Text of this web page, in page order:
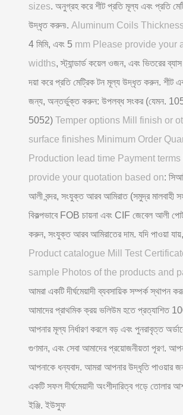
sizes. অনুগ্রহ করে শীট প্রতি মূল্য এবং প্রতি
উদ্ধৃত করুন৷. Aluminum Coils
4 মিমি, এবং 5 mm Please provide your
widths, স্ট্যান্ডার্ড কয়েল ওজন, এবং ভিতরের
দয়া করে প্রতি মেট্রিক টন মূল্য উদ্ধৃত করুন. শীট
জন্য, অন্তর্ভুক্ত করুন: উপলব্ধ সংকর (যেমন.
5052) Temper options Mill finish or
surface finishes Minimum Order
Production lead time Payment
provide your quotation based on:
আলী বন্দর, সংযুক্ত আরব আমিরাত (সমুদ্র মালবাহী
বিকল্পভাবে FOB চায়না এবং CIF জেবেল আলী
করুন, সংযুক্ত আরব আমিরাতের দাম. যদি পাওয়া
Product catalogue Mill Test
sample Photos of the products and
আমরা একটি দীর্ঘমেয়াদী ব্যবসায়িক সম্পর্ক স্থাপন
আমাদের প্রাথমিক ক্রয় ভলিউম হতে প্রত্যাশিত
আপনার মূল্য নির্ধারণ করলে বড় এবং পুনরাবৃত্ত
গুণমান, এবং সেবা আমাদের প্রয়োজনীয়তা পূরণ.
আপনাকে ধন্যবাদ. আমরা আপনার উদ্ধৃতি পাওয়ার
একটি সফল দীর্ঘমেয়াদী অংশীদারিত্ব গড়ে তোলার
ইঞ্জি. ইউসুফ